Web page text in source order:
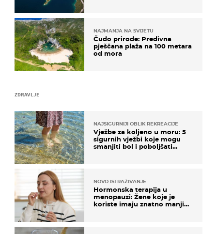
ZDRAVLJE
NAJSIGURNIJI OBLIK REKREACIJE
Vježbe za koljeno u moru: 5
sigurnih vježbi koje mogu
smanjiti bol i poboljšati
NOVO ISTRAŽIVANJE
Hormonska terapija u
menopauzi: Žene koje je
koriste imaju znatno manji
NAJMANJA NA SVIJETU
Čudo prirode: Predivna
pješčana plaža na 100 metara
od mora